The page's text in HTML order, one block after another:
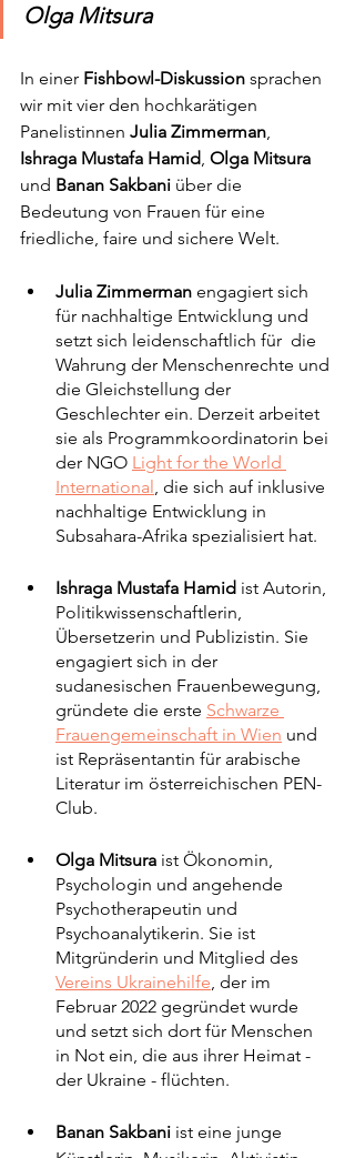
Olga Mitsura
In einer Fishbowl-Diskussion sprachen
wir mit vier den hochkarätigen
Panelistinnen Julia Zimmerman
Ishraga Mustafa Hamid Olga Mitsura
und Banan Sakbani über die
Bedeutung von Frauen für eine
friedliche, faire und sichere Welt.
Julia Zimmerman engagiert sich
für nachhaltige Entwicklung und
setzt sich leidenschaftlich für  die
Wahrung der Menschenrechte und
die Gleichstellung der
Geschlechter ein. Derzeit arbeitet
sie als Programmkoordinatorin bei
der NGO Light for the World
International , die sich auf inklusive
nachhaltige Entwicklung in
Subsahara-Afrika spezialisiert hat.
Ishraga Mustafa Hamid ist Autorin,
Politikwissenschaftlerin,
Übersetzerin und Publizistin. Sie
engagiert sich in der
sudanesischen Frauenbewegung,
gründete die erste Schwarze
Frauengemeinschaft in Wien und
ist Repräsentantin für arabische
Literatur im österreichischen PEN-
Club.
Olga Mitsura ist Ökonomin,
Psychologin und angehende
Psychotherapeutin und
Psychoanalytikerin. Sie ist
Mitgründerin und Mitglied des
Vereins Ukrainehilfe , der im
Februar 2022 gegründet wurde
und setzt sich dort für Menschen
in Not ein, die aus ihrer Heimat -
der Ukraine - flüchten.
Banan Sakbani ist eine junge